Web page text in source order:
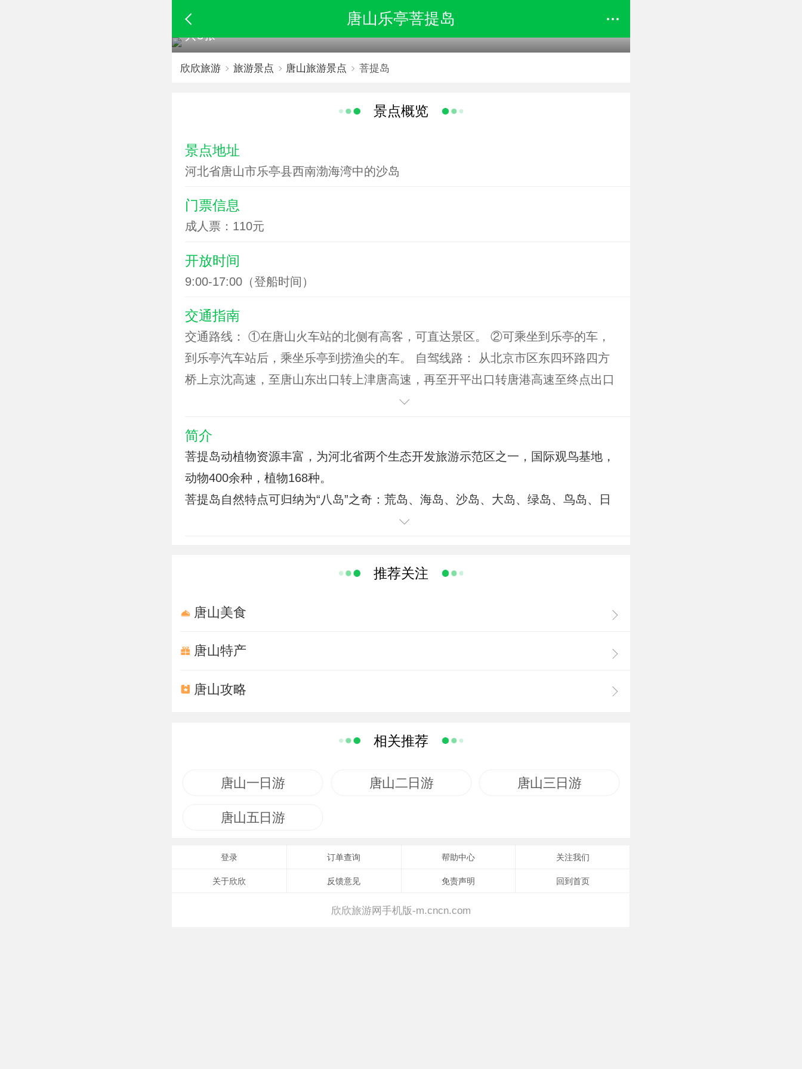
唐山乐亭菩提岛
共3张
欣欣旅游 旅游景点 唐山旅游景点 菩提岛
景点概览
景点地址
河北省唐山市乐亭县西南渤海湾中的沙岛
门票信息
成人票：110元
开放时间
9:00-17:00（登船时间）
交通指南
交通路线： ①在唐山火车站的北侧有高客，可直达景区。 ②可乘坐到乐亭的车，
到乐亭汽车站后，乘坐乐亭到捞渔尖的车。 自驾线路： 从北京市区东四环路四方
桥上京沈高速，至唐山东出口转上津唐高速，再至开平出口转唐港高速至终点出口
简介
菩提岛动植物资源丰富，为河北省两个生态开发旅游示范区之一，国际观鸟基地，
动物400余种，植物168种。
菩提岛自然特点可归纳为“八岛”之奇：荒岛、海岛、沙岛、大岛、绿岛、鸟岛、日
推荐关注
唐山美食
唐山特产
唐山攻略
相关推荐
唐山一日游 唐山二日游 唐山三日游
唐山五日游
登录 订单查询 帮助中心 关注我们
关于欣欣 反馈意见 免责声明 回到首页
欣欣旅游网手机版-m.cncn.com